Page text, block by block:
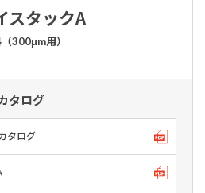
スタックA
300μm用）
タログ
タログ